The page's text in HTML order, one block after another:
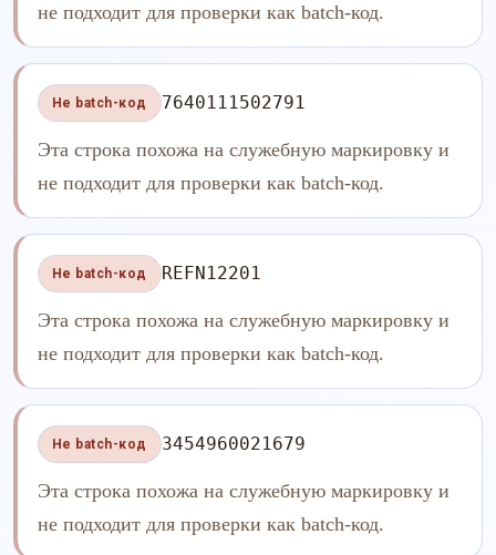
не подходит для проверки как batch-код.
Не batch-код 7640111502791
Эта строка похожа на служебную маркировку и
не подходит для проверки как batch-код.
Не batch-код REFN12201
Эта строка похожа на служебную маркировку и
не подходит для проверки как batch-код.
Не batch-код 3454960021679
Эта строка похожа на служебную маркировку и
не подходит для проверки как batch-код.